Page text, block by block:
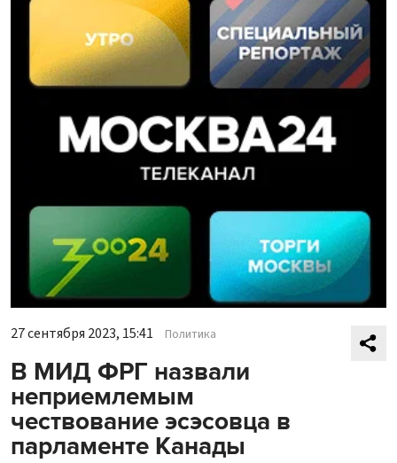
27 сентября 2023, 15:41 Политика
В МИД ФРГ назвали
неприемлемым
чествование эсэсовца в
парламенте Канады